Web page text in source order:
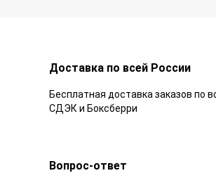
Доставка по всей России
Бесплатная доставка заказов по
СДЭК и Боксберри
Вопрос-ответ